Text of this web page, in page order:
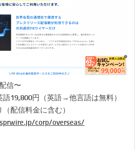
信〜
19,800円（英語→他言語は無料）
配信料金に含む）
corp/overseas/